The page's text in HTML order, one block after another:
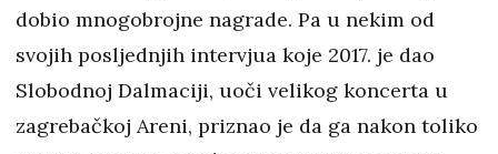
dobio mnogobrojne nagrade. Pa u nekim od
svojih posljednjih intervjua koje 2017. je dao
Slobodnoj Dalmaciji, uoči velikog koncerta u
zagrebačkoj Areni, priznao je da ga nakon toliko